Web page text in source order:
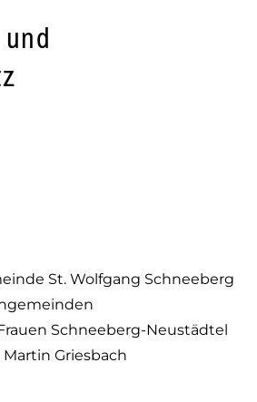
St. Wolfgang Schneeberg
Schneeberg-Neustädtel
Martin Griesbach